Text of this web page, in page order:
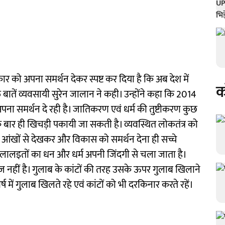
को अपना समर्थन देकर स्पष्ट कर दिया है कि अब देश में
व्यवसायी सुरेन जालान ने कही। उन्होंने कहा कि 2014
समर्थन दे रही है। जातिकरण एवं धर्म की तुष्टीकरण कुछ
ही खिचड़ी पकायी जा सकती है। व्यवस्थित लोकतंत्र को
से देखकर और विकास को समर्थन देना ही सच्चे
लालइतों का धन और धर्म अपनी जिंदगी से चला जाता है।
है। गुलाब के कांटों की तरह उसके ऊपर गुलाब खिलाने
में गुलाब खिलते रहे एवं कांटों को भी दरकिनार करते रहें।